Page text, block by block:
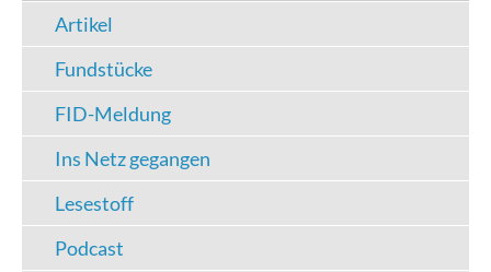
Artikel
Fundstücke
FID-Meldung
Ins Netz gegangen
Lesestoff
Podcast